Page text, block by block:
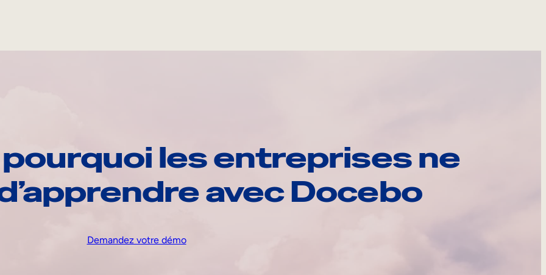
les entreprises ne
avec Docebo
Demandez votre démo